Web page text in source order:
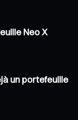
Neo X
un portefeuille